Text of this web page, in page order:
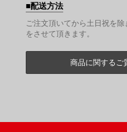
配送方法
ご注文頂いてから土日祝を
をさせて頂きます。
商品に関するご